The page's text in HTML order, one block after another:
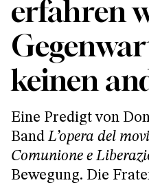
erfahren
keinen
Eine Predigt von
BandL’opera del
Comunione e
Bewegung. Die